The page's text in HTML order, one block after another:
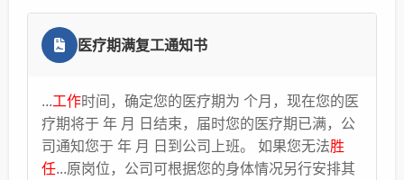
但不要签空白的书面文件。如果经过判断，认为单
位的调岗降薪行为是合理合法的，你可以接受。如
果认为单位调岗降薪行为不合法， 立刻发一封正式
HR。二、收集证据，准备反击。这是最关键的一
步，对单位调岗降薪行为的所有操作你都要留痕。
如保留劳动合同，证明你原本的岗位和薪资。收集
调岗证据：包括公司发的调岗通知，邮件，聊天记
时，订立了“无固定期限劳动合同”的人员，应在“优先留
用”之列. 用人单位违反劳动合同法规定不签订“无固定期
限劳动合同”的，在解除或者终止劳动合同时，应按劳
金。
法律服务网 2017-12-29
医疗期满复工通知书
...工作时间，确定您的医疗期为 个月，现在您的医
疗期将于 年 月 日结束，届时您的医疗期已满，公
司通知您于 年 月 日到公司上班。 如果您无法胜
任...原岗位，公司可根据您的身体情况另行安排其